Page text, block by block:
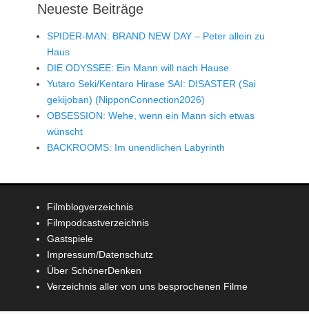
Neueste Beiträge
SPIDER-MAN: BRAND NEW DAY – Peter allein zu
Haus
DIE ODYSSEE: Ein Mann will nach Hause
Yutaro Seki/Kentaro Hirase SAI: DISASTER (Sai
gekijoban) (NipponConnection2026)
OBSESSION: Wehe, wenn ein Mann sich etwas
wünscht
BACKROOMS: Im unendlichen Labyrinth
Filmblogverzeichnis
Filmpodcastverzeichnis
Gastspiele
Impressum/Datenschutz
Über SchönerDenken
Verzeichnis aller von uns besprochenen Filme